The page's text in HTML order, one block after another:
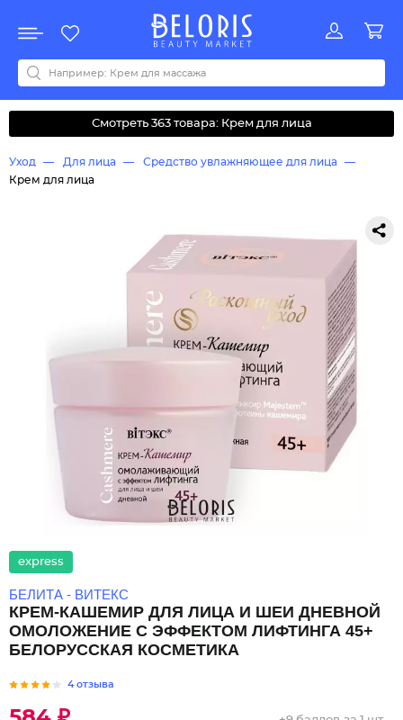
Акции
Все бренды
0-9ABCDEFGHIJKLMNOPQRSTUVWYZАБВДЗИМОКЛНПРСТУФ
Смотреть 363 товара: Крем для лица
Уход Для лица
Средство увлажняющее для лица
Крем для лица
express
БЕЛИТА - ВИТЕКС
КРЕМ-КАШЕМИР ДЛЯ ЛИЦА И ШЕИ ДНЕВНОЙ
ОМОЛОЖЕНИЕ С ЭФФЕКТОМ ЛИФТИНГА 45+
БЕЛОРУССКАЯ КОСМЕТИКА
4 отзыва